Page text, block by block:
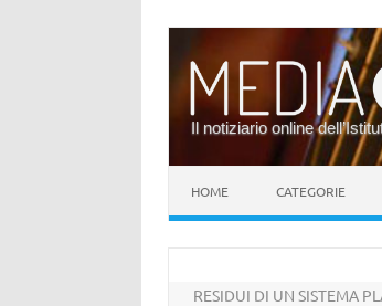
Il notiziario online
HOME CATEGORIE
RESIDUI DI UN SISTEMA